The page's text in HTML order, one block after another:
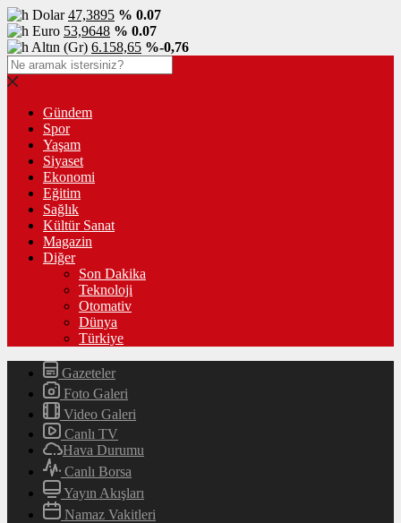
Dolar47,3895 % 0.07
Euro 53,9648 % 0.07
Altın (Gr) 6.158,65 %-0,76
Gündem
Spor
Yaşam
Siyaset
Ekonomi
Eğitim
Sağlık
Kültür Sanat
Magazin
Diğer
Son Dakika
Teknoloji
Otomativ
Dünya
Türkiye
Gazeteler
Foto Galeri
Video Galeri
Canlı TV
Hava Durumu
Canlı Borsa
Yayın Akışları
Namaz Vakitleri